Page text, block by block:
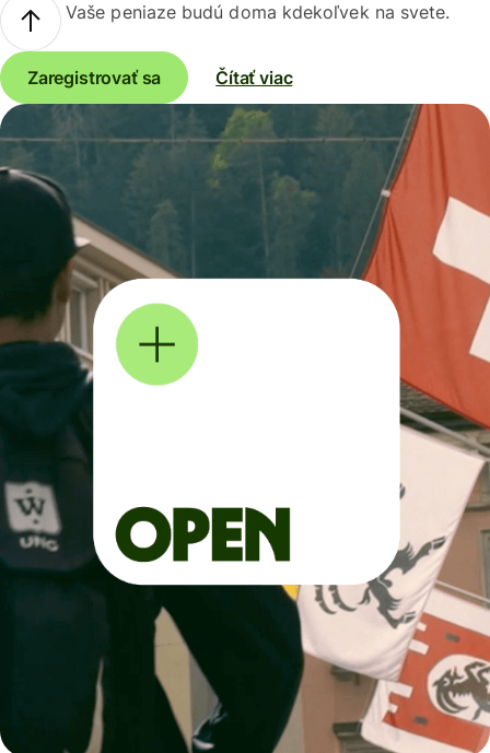
Vaše peniaze budú doma kdekoľvek na svete.
Zaregistrovať sa Čítať viac